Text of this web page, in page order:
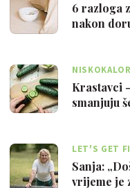
6 razloga
nakon
Krastavci
smanjuju
LET'S GET
Sanja:
vrijeme je